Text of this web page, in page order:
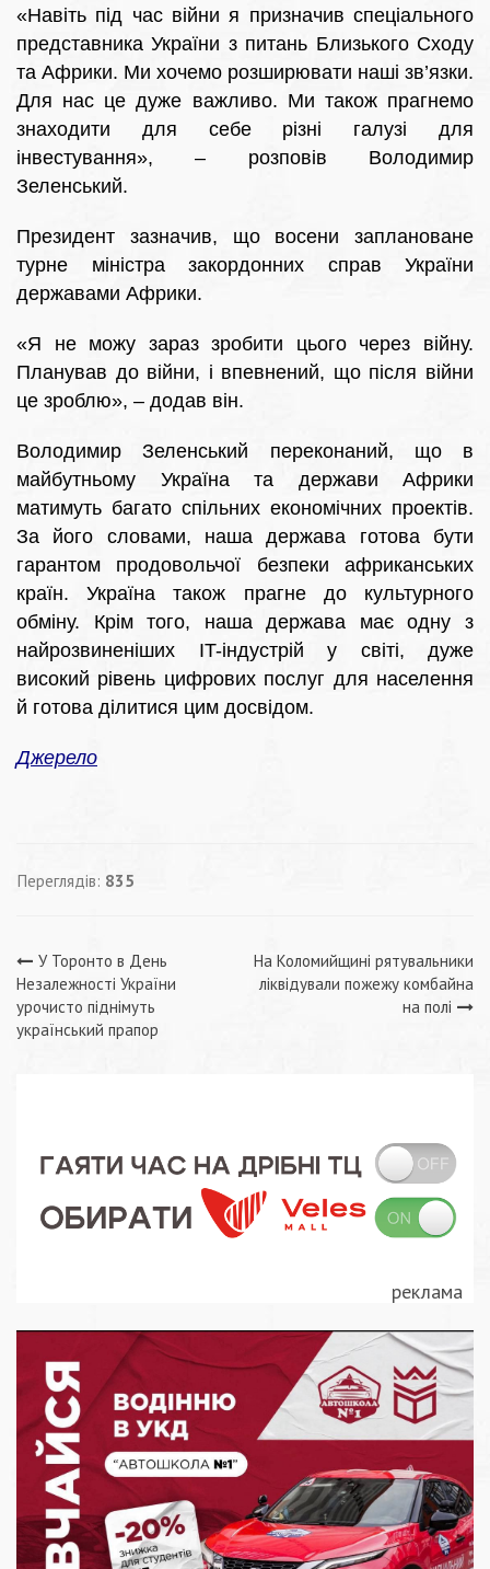
«Навіть під час війни я призначив спеціального
представника України з питань Близького Сходу
та Африки. Ми хочемо розширювати наші зв’язки.
Для нас це дуже важливо. Ми також прагнемо
знаходити для себе різні галузі для
інвестування», – розповів Володимир
Зеленський.
Президент зазначив, що восени заплановане
турне міністра закордонних справ України
державами Африки.
«Я не можу зараз зробити цього через війну.
Планував до війни, і впевнений, що після війни
це зроблю», – додав він.
Володимир Зеленський переконаний, що в
майбутньому Україна та держави Африки
матимуть багато спільних економічних проектів.
За його словами, наша держава готова бути
гарантом продовольчої безпеки африканських
країн. Україна також прагне до культурного
обміну. Крім того, наша держава має одну з
найрозвиненіших IT-індустрій у світі, дуже
високий рівень цифрових послуг для населення
й готова ділитися цим досвідом.
Джерело
Переглядів: 835
Навігація
записів
У Торонто в День
Незалежності України
урочисто піднімуть
український прапор
На Коломийщині рятувальники
ліквідували пожежу комбайна
на полі